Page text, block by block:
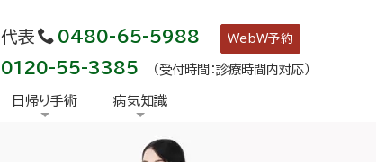
代表 0480-65-5988 WebW予約
0120-55-3385 （受付時間：診療時間内対応）
日帰り手術 病気知識